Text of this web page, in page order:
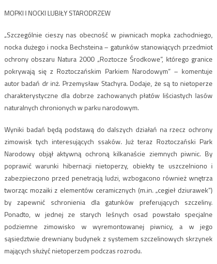
MOPKI I NOCKI LUBIŁY STARODRZEW
„Szczególnie cieszy nas obecność w piwnicach mopka zachodniego,
nocka dużego i nocka Bechsteina – gatunków stanowiących przedmiot
ochrony obszaru Natura 2000 „Roztocze Środkowe”, którego granice
pokrywają się z Roztoczańskim Parkiem Narodowym” – komentuje
autor badań dr inż. Przemysław Stachyra. Dodaje, że są to nietoperze
charakterystyczne dla dobrze zachowanych płatów liściastych lasów
naturalnych chronionych w parku narodowym.
Wyniki badań będą podstawą do dalszych działań na rzecz ochrony
zimowisk tych interesujących ssaków. Już teraz Roztoczański Park
Narodowy objął aktywną ochroną kilkanaście ziemnych piwnic. By
poprawić warunki hibernacji nietoperzy, obiekty te uszczelniono i
zabezpieczono przed penetracją ludzi, wzbogacono również wnętrza
tworząc mozaiki z elementów ceramicznych (m.in. „cegieł dziurawek”)
by zapewnić schronienia dla gatunków preferujących szczeliny.
Ponadto, w jednej ze starych leśnych osad powstało specjalne
podziemne zimowisko w wyremontowanej piwnicy, a w jego
sąsiedztwie drewniany budynek z systemem szczelinowych skrzynek
mających służyć nietoperzem podczas rozrodu.